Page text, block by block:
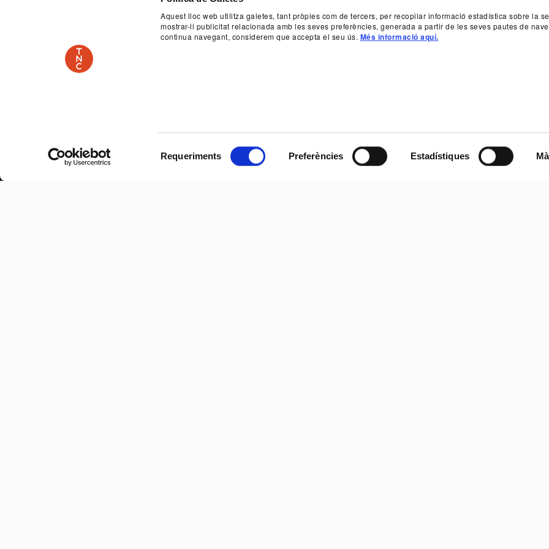
Aquest lloc web utilitza galetes, tant pròpies com de tercers, per recopilar informació estadística sobre la
mostrar-li publicitat relacionada amb les seves preferències, generada a partir de les seves pautes de
continua navegant, considerem que accepta el seu ús. Més informació aquí.
Requeriments Preferències Estadístiques